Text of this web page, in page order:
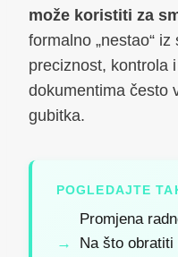
može koristiti za
formalno „nestao“
preciznost, kontrola
dokumentima često
gubitka.
POGLEDAJTE
Promjena
Na što